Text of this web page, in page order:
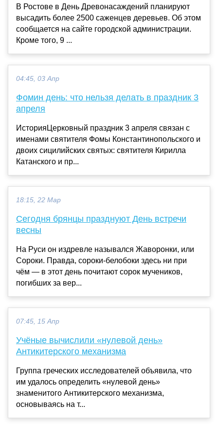
В Ростове в День Древонасаждений планируют
высадить более 2500 саженцев деревьев. Об этом
сообщается на сайте городской администрации.
Кроме того, 9 ...
04:45, 03 Апр
Фомин день: что нельзя делать в праздник 3
апреля
ИсторияЦерковный праздник 3 апреля связан с
именами святителя Фомы Константинопольского и
двоих сицилийских святых: святителя Кирилла
Катанского и пр...
18:15, 22 Мар
Сегодня брянцы празднуют День встречи
весны
На Руси он издревле назывался Жаворонки, или
Сороки. Правда, сороки-белобоки здесь ни при
чём — в этот день почитают сорок мучеников,
погибших за вер...
07:45, 15 Апр
Учёные вычислили «нулевой день»
Антикитерского механизма
Группа греческих исследователей объявила, что
им удалось определить «нулевой день»
знаменитого Антикитерского механизма,
основываясь на т...